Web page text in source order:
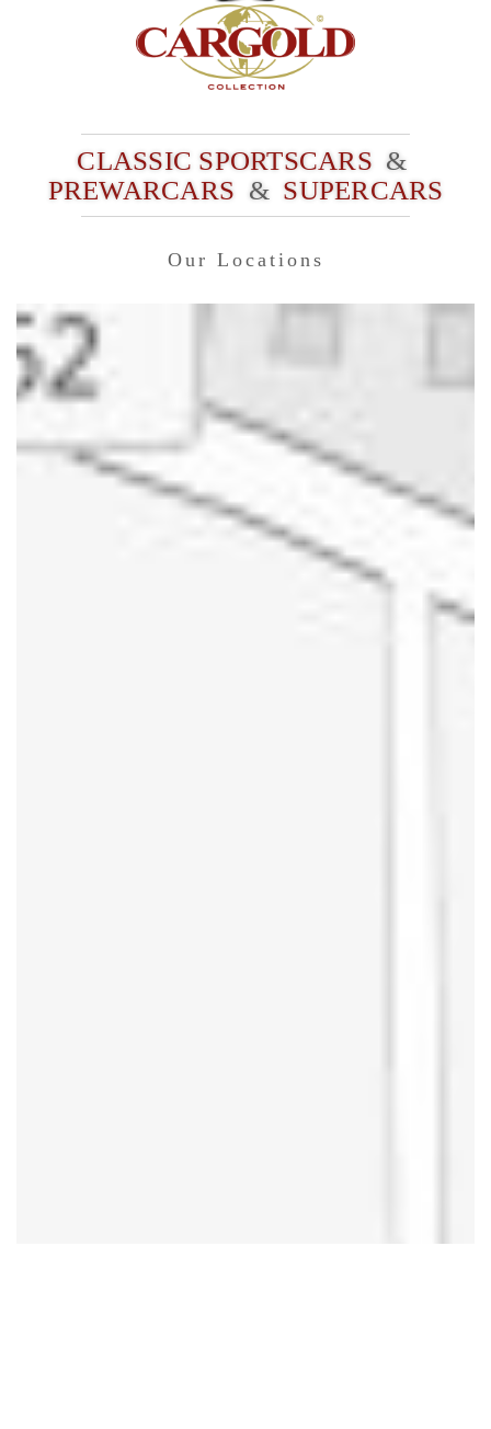
CLASSIC SPORTSCARS &
PREWARCARS & SUPERCARS
Our Locations